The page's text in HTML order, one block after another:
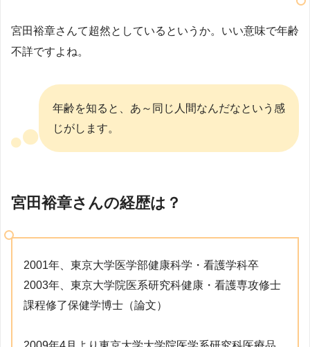
宮田裕章さんて超然としているというか。いい意味で年齢
不詳ですよね。
年齢を知ると、あ～同じ人間なんだなという感
じがします。
宮田裕章さんの経歴は？
2001年、東京大学医学部健康科学・看護学科卒
2003年、東京大学院医系研究科健康・看護専攻修士
課程修了保健学博士（論文）